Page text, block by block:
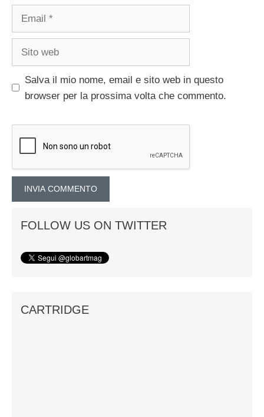
Email
Sito
Salva il mio nome, email e sito web in questo
browser per la prossima volta che commento.
FOLLOW US ON TWITTER
CARTRIDGE